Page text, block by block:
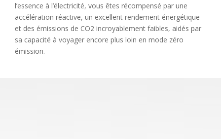
l’essence à l’électricité, vous êtes récompensé par une
accélération réactive, un excellent rendement énergétique
et des émissions de CO2 incroyablement faibles, aidés par
sa capacité à voyager encore plus loin en mode zéro
émission.